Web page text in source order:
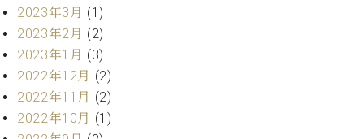
ジ
ョ
ン
C.BECHSTEIN
Digital(ベ
ヒ
展示
情報
【ユ
ーロ
ピア
ノ特
選中
古】
2023年3月 (1)
2023年2月 (2)
2023年1月 (3)
2022年12月 (2)
2022年11月 (2)
2022年10月 (1)